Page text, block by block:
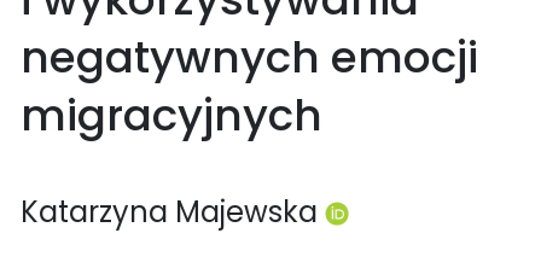
negatywnych emocji
migracyjnych
Katarzyna Majewska